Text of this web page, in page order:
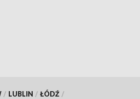
/ LUBLIN / ŁÓDŹ /